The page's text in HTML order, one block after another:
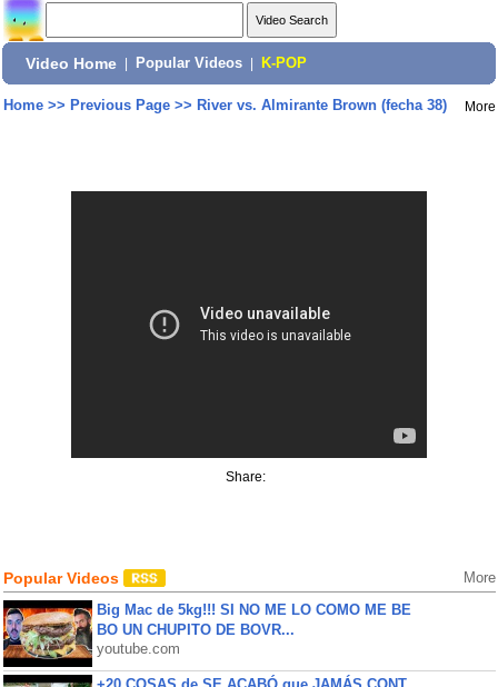
Video Home Popular Videos K-POP
Home>> Previous Page>> River vs. Almirante Brown (fecha 38) More
Share:
Popular Videos More
Big Mac de 5kg!!! SI NO ME LO COMO ME BE
BO UN CHUPITO DE BOVR...
youtube.com